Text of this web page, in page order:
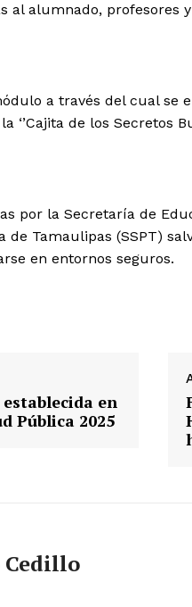
al alumnado, profesores
a través del cual se
‘’Cajita de los Secretos
por la Secretaría de
Tamaulipas (SSPT)
en entornos seguros.
en
Pública 2025